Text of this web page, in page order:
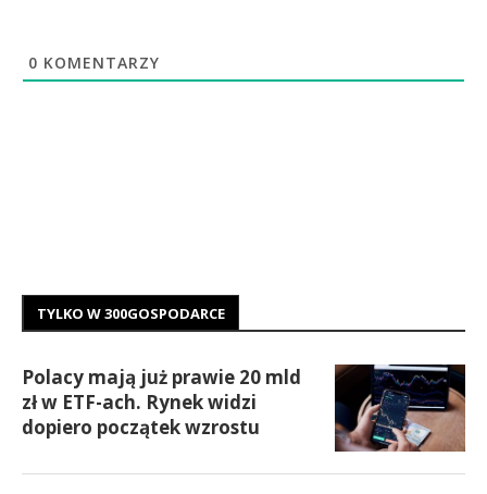
0 KOMENTARZY
TYLKO W 300GOSPODARCE
Polacy mają już prawie 20 mld
zł w ETF-ach. Rynek widzi
dopiero początek wzrostu